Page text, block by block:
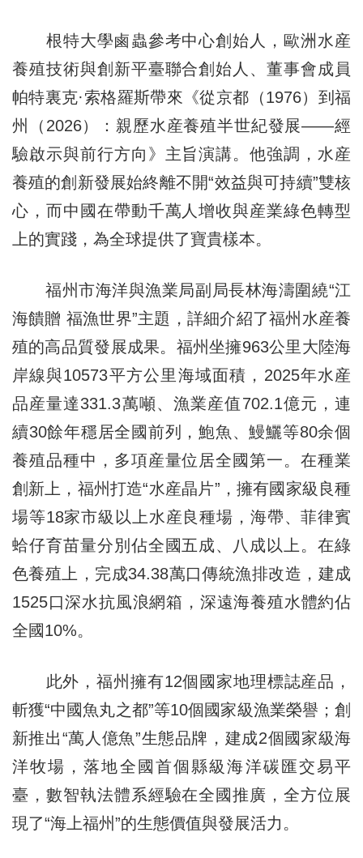
根特大學鹵蟲參考中心創始人，歐洲水産
養殖技術與創新平臺聯合創始人、董事會成員
帕特裏克·索格羅斯帶來《從京都（1976）到福
州（2026）：親歷水産養殖半世紀發展——經
驗啟示與前行方向》主旨演講。他強調，水産
養殖的創新發展始終離不開“效益與可持續”雙核
心，而中國在帶動千萬人增收與産業綠色轉型
上的實踐，為全球提供了寶貴樣本。
福州市海洋與漁業局副局長林海濤圍繞“江
海饋贈 福漁世界”主題，詳細介紹了福州水産養
殖的高品質發展成果。福州坐擁963公里大陸海
岸線與10573平方公里海域面積，2025年水産
品産量達331.3萬噸、漁業産值702.1億元，連
續30餘年穩居全國前列，鮑魚、鰻鱺等80余個
養殖品種中，多項産量位居全國第一。在種業
創新上，福州打造“水産晶片”，擁有國家級良種
場等18家市級以上水産良種場，海帶、菲律賓
蛤仔育苗量分別佔全國五成、八成以上。在綠
色養殖上，完成34.38萬口傳統漁排改造，建成
1525口深水抗風浪網箱，深遠海養殖水體約佔
全國10%。
此外，福州擁有12個國家地理標誌産品，
斬獲“中國魚丸之都”等10個國家級漁業榮譽；創
新推出“萬人億魚”生態品牌，建成2個國家級海
洋牧場，落地全國首個縣級海洋碳匯交易平
臺，數智執法體系經驗在全國推廣，全方位展
現了“海上福州”的生態價值與發展活力。